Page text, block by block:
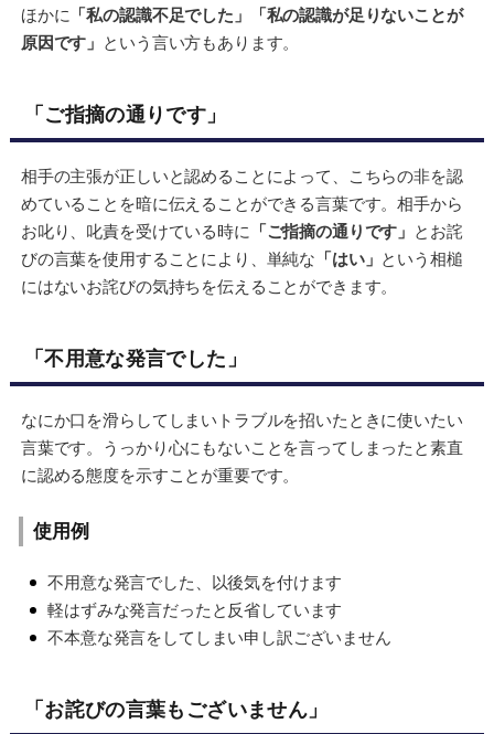
ほかに 「私の認識不足でした」「私の認識が足りないことが
原因です」 という言い方もあります。
「ご指摘の通りです」
相手の主張が正しいと認めることによって、こちらの非を認
めていることを暗に伝えることができる言葉です。相手から
お叱り、叱責を受けている時に
「ご指摘の通りです」 とお詫
びの言葉を使用することにより、単純な 「はい」 という相槌
にはないお詫びの気持ちを伝えることができます。
「不用意な発言でした」
なにか口を滑らしてしまいトラブルを招いたときに使いたい
言葉です。うっかり心にもないことを言ってしまったと素直
に認める態度を示すことが重要です。
使用例
不用意な発言でした、以後気を付けます
軽はずみな発言だったと反省しています
不本意な発言をしてしまい申し訳ございません
「お詫びの言葉もございません」